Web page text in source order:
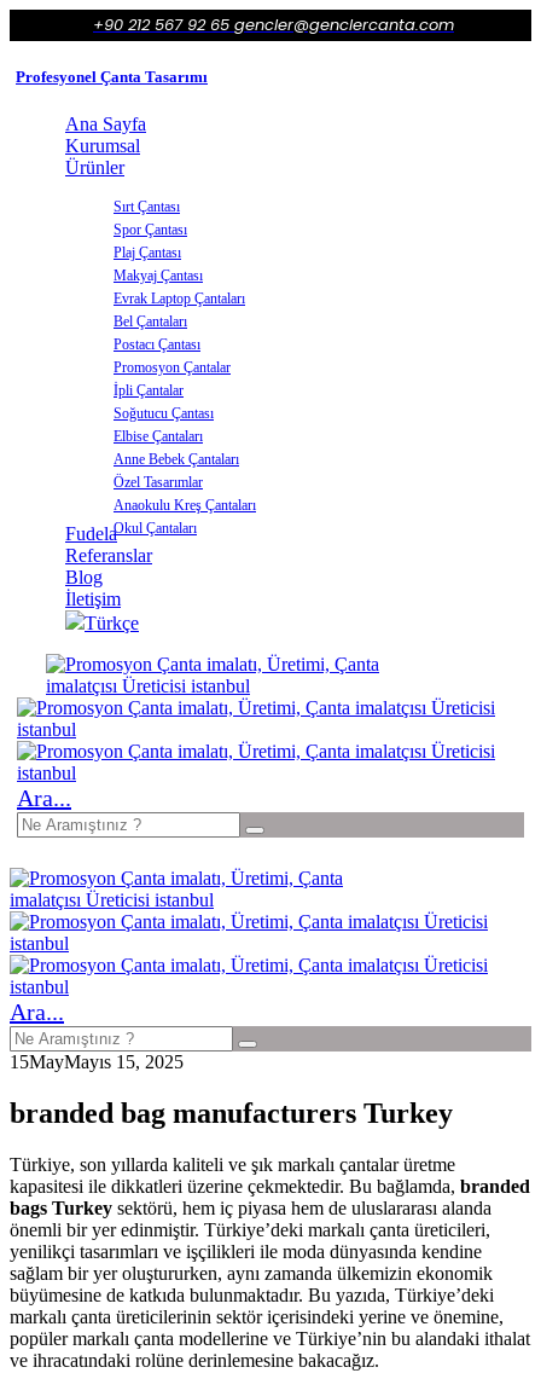
+90 212 567 92 65 gencler@genclercanta.com
Profesyonel Çanta Tasarımı
Ana Sayfa
Kurumsal
Ürünler
Sırt Çantası
Spor Çantası
Plaj Çantası
Makyaj Çantası
Evrak Laptop Çantaları
Bel Çantaları
Postacı Çantası
Promosyon Çantalar
İpli Çantalar
Soğutucu Çantası
Elbise Çantaları
Anne Bebek Çantaları
Özel Tasarımlar
Anaokulu Kreş Çantaları
Okul Çantaları
Fudela
Referanslar
Blog
İletişim
Türkçe
Ara...
Ara...
15MayMayıs 15, 2025
branded bag manufacturers Turkey
Türkiye, son yıllarda kaliteli ve şık markalı çantalar üretme
kapasitesi ile dikkatleri üzerine çekmektedir. Bu bağlamda, branded
bags Turkey sektörü, hem iç piyasa hem de uluslararası alanda
önemli bir yer edinmiştir. Türkiye’deki markalı çanta üreticileri,
yenilikçi tasarımları ve işçilikleri ile moda dünyasında kendine
sağlam bir yer oluştururken, aynı zamanda ülkemizin ekonomik
büyümesine de katkıda bulunmaktadır. Bu yazıda, Türkiye’deki
markalı çanta üreticilerinin sektör içerisindeki yerine ve önemine,
popüler markalı çanta modellerine ve Türkiye’nin bu alandaki ithalat
ve ihracatındaki rolüne derinlemesine bakacağız.